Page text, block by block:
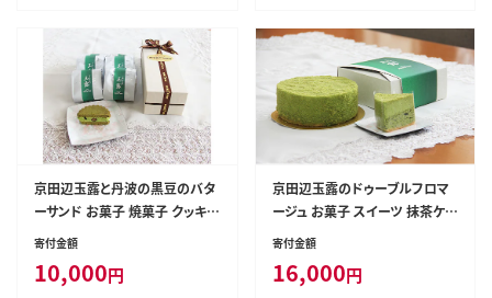
蔵 冷蔵配送 京田辺市
京田辺玉露と丹波の黒豆のバタ
ーサンド お菓子 焼菓子 クッキ
ー チョコレート
寄付金額
10,000円
京田辺玉露のドゥーブルフロマ
ージュ お菓子 スイーツ 抹茶ケ
ーキ チーズケーキ ケーキ
寄付金額
16,000円